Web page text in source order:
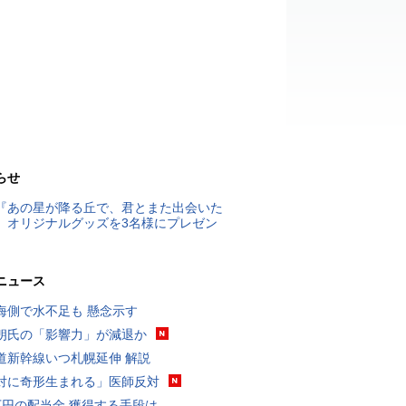
せ
あの星が降る丘で、君とまた出会いた
オリジナルグッズを3名様にプレゼン
ュース
側で水不足も 懸念示す
氏の「影響力」が減退か
新幹線いつ札幌延伸 解説
に奇形生まれる」医師反対